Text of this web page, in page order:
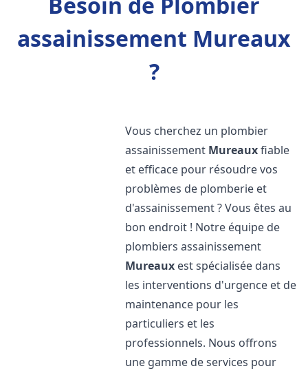
assainissement Mureaux
?
Vous cherchez un plombier
assainissement Mureauxfiable
et efficace pour résoudre vos
problèmes de plomberie et
d'assainissement ? Vous êtes au
bon endroit ! Notre équipe de
plombiers assainissement
Mureaux est spécialisée dans
les interventions d'urgence et de
maintenance pour les
particuliers et les
professionnels. Nous offrons
une gamme de services pour